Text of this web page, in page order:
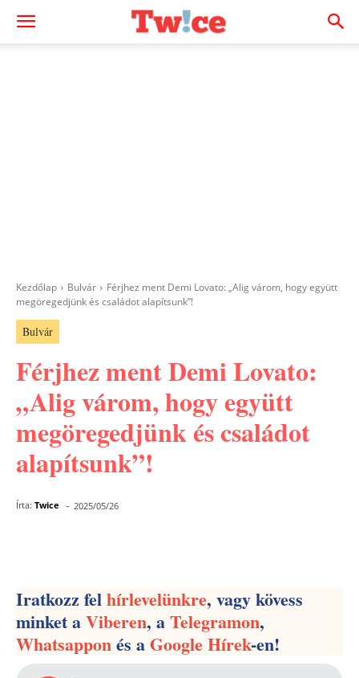
Kezdőlap Bulvár
Férjhez ment Demi Lovato: „Alig várom, hogy együtt
megöregedjünk és családot alapítsunk”!
Bulvár
Férjhez ment Demi Lovato:
„Alig várom, hogy együtt
megöregedjünk és családot
alapítsunk”!
Írta: Twice - 2025/05/26
Iratkozz felhírlevelünkre, vagy kövess
minket aViberen, aTelegramon,
Whatsapponés aGoogle Hírek-en!